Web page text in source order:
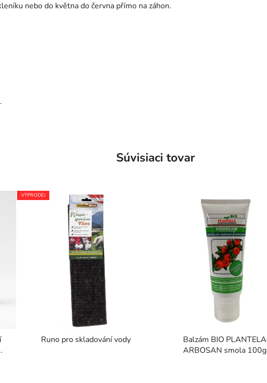
nebo do května do června přímo na záhon.
Súvisiaci tovar
VÝPRODEJ
Runo pro skladování vody
Balzám BIO PLANTELA
ARBOSAN smola 100g